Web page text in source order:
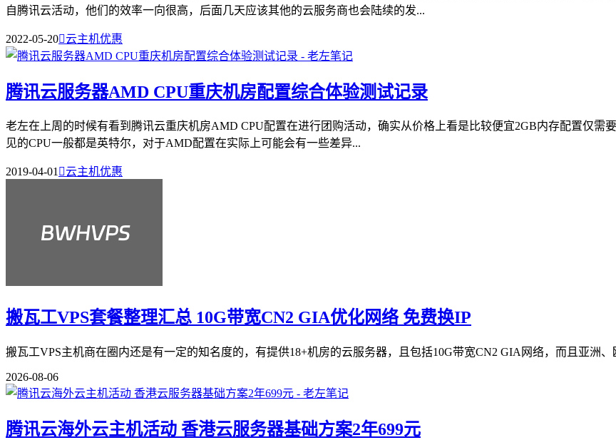
自腾讯云活动，他们的效率一向很高，后面几天应该其他的云服务商也会陆续的发...
2022-05-20云主机优惠
腾讯云服务器AMD CPU重庆机房配置综合体验测试记录
老左在上周的时候有看到腾讯云重庆机房AMD CPU配置在进行团购活动，确实从价格上看是比较便宜2GB内存配置仅需
见的CPU一般都是英特尔，对于AMD配置在实际上可能会有一些差异...
2019-04-01云主机优惠
搬瓦工VPS套餐整理汇总 10G带宽CN2 GIA优化网络 免费换IP
搬瓦工VPS主机商在圈内还是有一定的知名度的，有提供18+机房的云服务器，且包括10G带宽CN2 GIA网络，而且亚洲、
2026-08-06
腾讯云海外云主机活动 香港云服务器基础方案2年699元